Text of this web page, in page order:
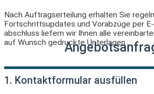
Nach Auftragserteilung erhalten Sie
Fortschrittsupdates und Vorabzüge per
abschluss liefern wir Ihnen alle
auf Wunsch gedruckte Unterlagen.
1. Kontaktformular ausfüllen